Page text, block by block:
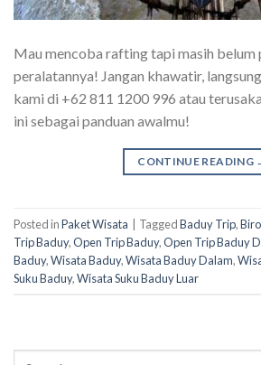
Mau mencoba rafting tapi masih belum
peralatannya! Jangan khawatir,
kami di +62 811 1200 996 atau
ini sebagai panduan awalmu!
CONTINUE READING
Posted inPaket Wisata TaggedBaduy Trip,
Trip Baduy,Open Trip Baduy,Open Trip Baduy
Baduy,Wisata Baduy,Wisata Baduy Dalam,
Suku Baduy,Wisata Suku Baduy Luar